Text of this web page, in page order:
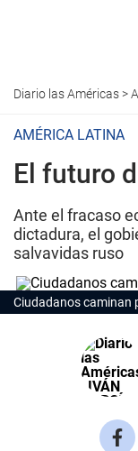
Diario las Américas>
AMÉRICA LATINA
El futuro
Ante el fracaso
dictadura, el
salvavidas ruso
Ciudadanos caminan